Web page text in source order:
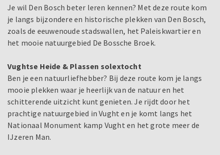
Je wil Den Bosch beter leren kennen? Met deze route kom
je langs bijzondere en historische plekken van Den Bosch,
zoals de eeuwenoude stadswallen, het Paleiskwartier en
het mooie natuurgebied De Bossche Broek.
Vughtse Heide & Plassen solextocht
Ben je een natuurliefhebber? Bij deze route kom je langs
mooie plekken waar je heerlijk van de natuur en het
schitterende uitzicht kunt genieten. Je rijdt door het
prachtige natuurgebied in Vught en je komt langs het
Nationaal Monument kamp Vught en het grote meer de
IJzeren Man.